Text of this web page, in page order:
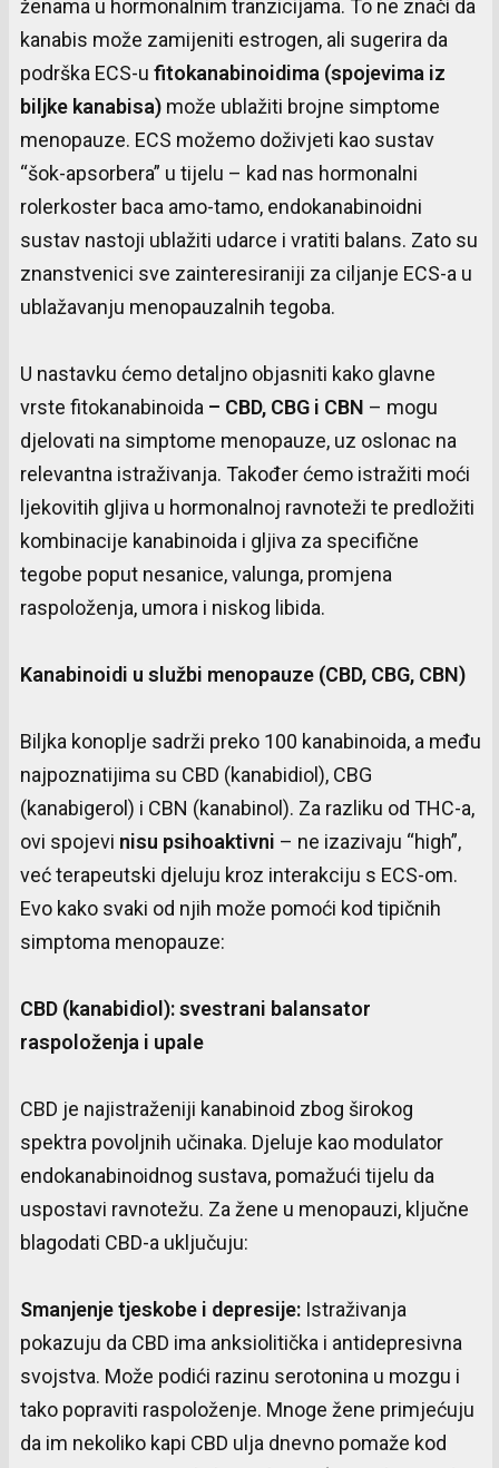
ženama u hormonalnim tranzicijama. To ne znači da
kanabis može zamijeniti estrogen, ali sugerira da
podrška ECS-u fitokanabinoidima (spojevima iz
biljke kanabisa) može ublažiti brojne simptome
menopauze. ECS možemo doživjeti kao sustav
“šok-apsorbera” u tijelu – kad nas hormonalni
rolerkoster baca amo-tamo, endokanabinoidni
sustav nastoji ublažiti udarce i vratiti balans. Zato su
znanstvenici sve zainteresiraniji za ciljanje ECS-a u
ublažavanju menopauzalnih tegoba.
U nastavku ćemo detaljno objasniti kako glavne
vrste fitokanabinoida – CBD, CBG i CBN – mogu
djelovati na simptome menopauze, uz oslonac na
relevantna istraživanja. Također ćemo istražiti moći
ljekovitih gljiva u hormonalnoj ravnoteži te predložiti
kombinacije kanabinoida i gljiva za specifične
tegobe poput nesanice, valunga, promjena
raspoloženja, umora i niskog libida.
Kanabinoidi u službi menopauze (CBD, CBG, CBN)
Biljka konoplje sadrži preko 100 kanabinoida, a među
najpoznatijima su CBD (kanabidiol), CBG
(kanabigerol) i CBN (kanabinol). Za razliku od THC-a,
ovi spojevi nisu psihoaktivni – ne izazivaju “high”,
već terapeutski djeluju kroz interakciju s ECS-om.
Evo kako svaki od njih može pomoći kod tipičnih
simptoma menopauze:
CBD (kanabidiol ):svestrani balansator
raspoloženja i upale
CBD je najistraženiji kanabinoid zbog širokog
spektra povoljnih učinaka. Djeluje kao modulator
endokanabinoidnog sustava, pomažući tijelu da
uspostavi ravnotežu. Za žene u menopauzi, ključne
blagodati CBD-a uključuju:
Smanjenjetjeskobe i depresije: Istraživanja
pokazuju da CBD ima anksiolitička i antidepresivna
svojstva. Može podići razinu serotonina u mozgu i
tako popraviti raspoloženje. Mnoge žene primjećuju
da im nekoliko kapi CBD ulja dnevno pomaže kod